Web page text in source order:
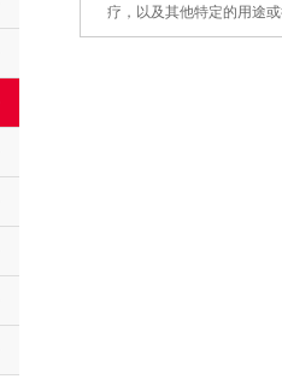
疗，以及其他特定的用途